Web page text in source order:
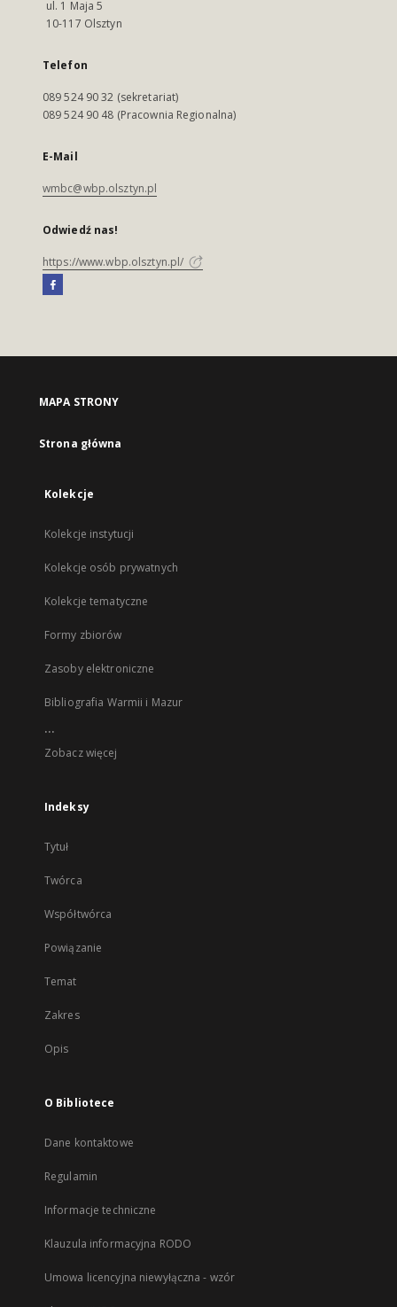
ul. 1 Maja 5
10-117 Olsztyn
Telefon
089 524 90 32 (sekretariat)
089 524 90 48 (Pracownia Regionalna)
E-Mail
wmbc@wbp.olsztyn.pl
Odwiedź nas!
https://www.wbp.olsztyn.pl/
MAPA STRONY
Strona główna
Kolekcje
Kolekcje instytucji
Kolekcje osób prywatnych
Kolekcje tematyczne
Formy zbiorów
Zasoby elektroniczne
Bibliografia Warmii i Mazur
...
Zobacz więcej
Indeksy
Tytuł
Twórca
Współtwórca
Powiązanie
Temat
Zakres
Opis
O Bibliotece
Dane kontaktowe
Regulamin
Informacje techniczne
Klauzula informacyjna RODO
Umowa licencyjna niewyłączna - wzór